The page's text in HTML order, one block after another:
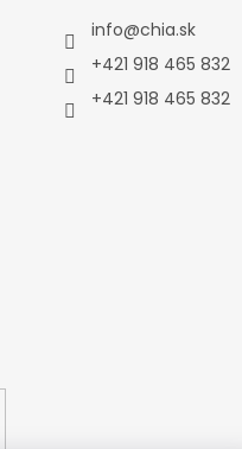
info@chia.sk
+421 918 465 832
+421 918 465 832